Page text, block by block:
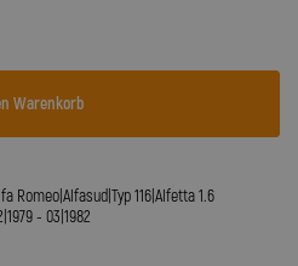
Warenkorb
116|Alfetta 1.6
- 03|1982